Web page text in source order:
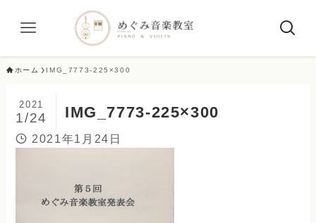
ホーム IMG_7773-225×300
IMG_7773-225×300
2021
1/24
2021年1月24日